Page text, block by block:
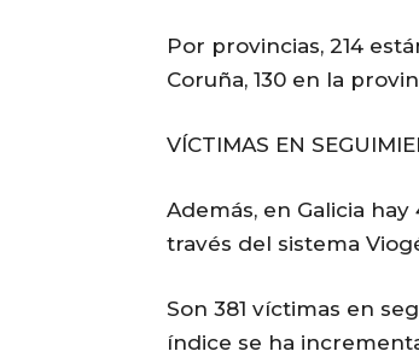
Por provincias, 214
Coruña, 130 en la
VÍCTIMAS EN
Además, en Galicia
través del sistema
Son 381 víctimas en
índice se ha